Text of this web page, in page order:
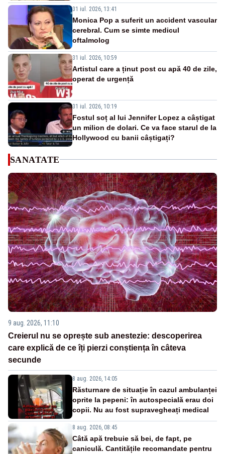
31 iul. 2026, 13:41
Monica Pop a suferit un accident vascular
cerebral. Cum se simte medicul
oftalmolog
31 iul. 2026, 10:59
Artistul care a ținut post cu apă 40 de zile,
operat de urgență
31 iul. 2026, 10:19
Fostul soț al lui Jennifer Lopez a câștigat
un milion de dolari. Ce va face starul de la
Hollywood cu banii câștigați?
SANATATE
9 aug. 2026, 11:10
Creierul nu se oprește sub anestezie: descoperirea
care explică de ce îți pierzi conștiența în câteva
secunde
8 aug. 2026, 14:05
Răsturnare de situație în cazul ambulanței
oprite la pepeni: în autospecială erau doi
copii. Nu au fost supravegheați medical
8 aug. 2026, 08:45
Câtă apă trebuie să bei, de fapt, pe
caniculă. Cantitățile recomandate pentru